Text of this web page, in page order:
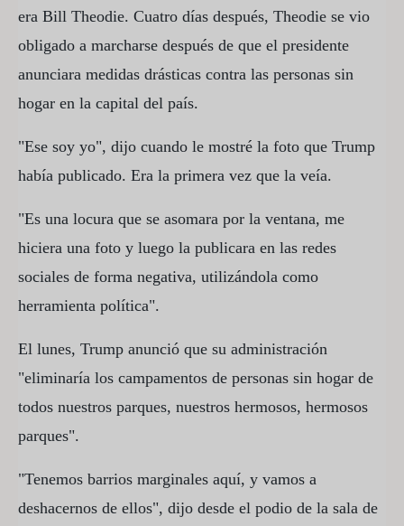
era Bill Theodie. Cuatro días después, Theodie se vio
obligado a marcharse después de que el presidente
anunciara medidas drásticas contra las personas sin
hogar en la capital del país.
"Ese soy yo", dijo cuando le mostré la foto que Trump
había publicado. Era la primera vez que la veía.
"Es una locura que se asomara por la ventana, me
hiciera una foto y luego la publicara en las redes
sociales de forma negativa, utilizándola como
herramienta política".
El lunes, Trump anunció que su administración
"eliminaría los campamentos de personas sin hogar de
todos nuestros parques, nuestros hermosos, hermosos
parques".
"Tenemos barrios marginales aquí, y vamos a
deshacernos de ellos", dijo desde el podio de la sala de